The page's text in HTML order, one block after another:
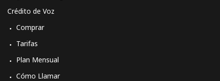
Crédito de Voz
Comprar
Tarifas
Plan Mensual
Cómo Llamar